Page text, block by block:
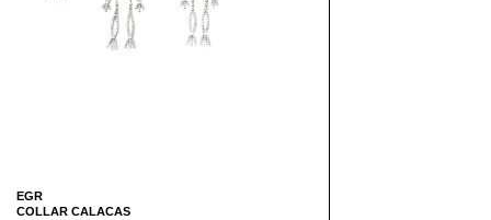
EGR
COLLAR CALACAS